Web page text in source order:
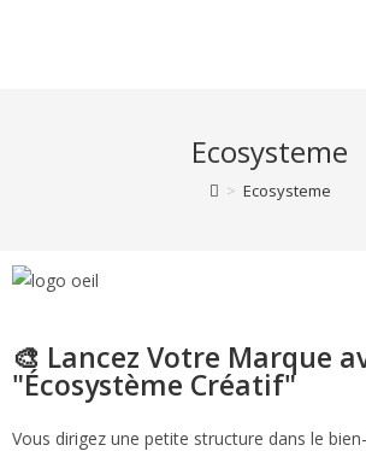
Ecosysteme
> Ecosysteme
🎨 Lancez Votre Marque
"Écosystème Créatif"
Vous dirigez une petite structure dans le